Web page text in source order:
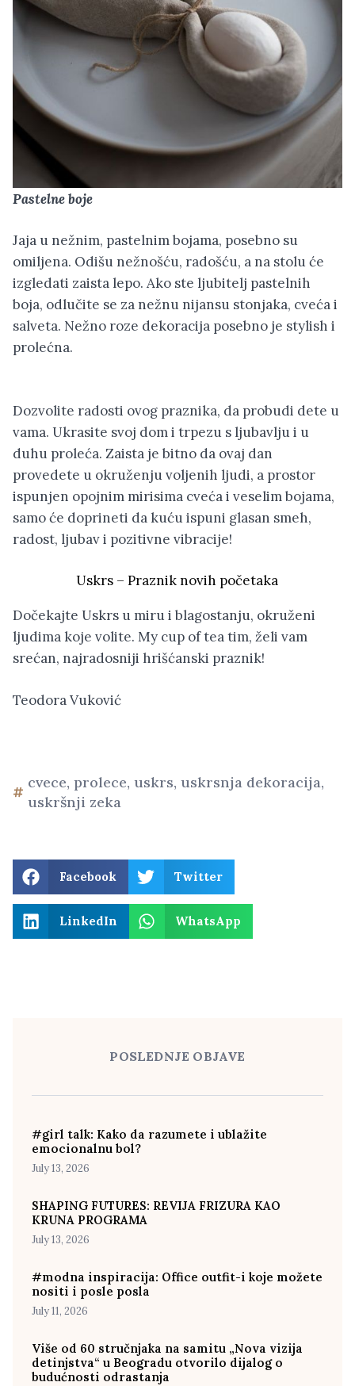
Pastelne boje
Jaja u nežnim, pastelnim bojama, posebno su
omiljena. Odišu nežnošću, radošću, a na stolu će
izgledati zaista lepo. Ako ste ljubitelj pastelnih
boja, odlučite se za nežnu nijansu stonjaka, cveća i
salveta. Nežno roze dekoracija posebno je stylish i
prolećna.
Dozvolite radosti ovog praznika, da probudi dete u
vama. Ukrasite svoj dom i trpezu s ljubavlju i u
duhu proleća. Zaista je bitno da ovaj dan
provedete u okruženju voljenih ljudi, a prostor
ispunjen opojnim mirisima cveća i veselim bojama,
samo će doprineti da kuću ispuni glasan smeh,
radost, ljubav i pozitivne vibracije!
Uskrs – Praznik novih početaka
Dočekajte Uskrs u miru i blagostanju, okruženi
ljudima koje volite. My cup of tea tim, želi vam
srećan, najradosniji hrišćanski praznik!
Teodora Vuković
cvece, prolece, uskrs, uskrsnja dekoracija,
uskršnji zeka
Facebook Twitter
LinkedIn WhatsApp
POSLEDNJE OBJAVE
#girl talk: Kako da razumete i ublažite
emocionalnu bol?
July 13, 2026
SHAPING FUTURES: REVIJA FRIZURA KAO
KRUNA PROGRAMA
July 13, 2026
#modna inspiracija: Office outfit-i koje možete
nositi i posle posla
July 11, 2026
Više od 60 stručnjaka na samitu „Nova vizija
detinjstva“ u Beogradu otvorilo dijalog o
budućnosti odrastanja